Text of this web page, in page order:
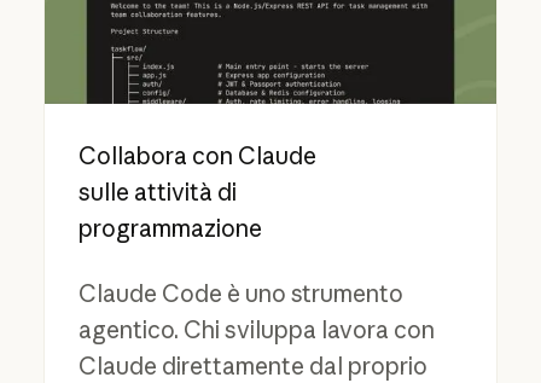
Collabora con Claude
sulle attività di
programmazione
Claude Code è uno strumento
agentico. Chi sviluppa lavora con
Claude direttamente dal proprio